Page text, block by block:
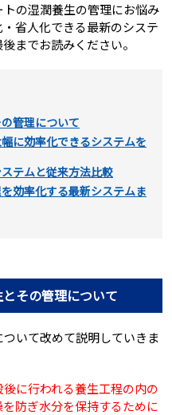
の湿潤養生の管理にお悩み
省人化できる最新のシステ
までお読みください。
管理について
に効率化できるシステムを
テムと従来方法比較
効率化する最新システムま
その管理について
いて改めて説明していきま
に行われる養生工程の内の
防ぎ水分を保持するために